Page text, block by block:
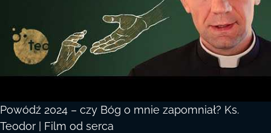
Powódź 2024 – czy Bóg o mnie zapomniał? Ks.
Teodor | Film od serca